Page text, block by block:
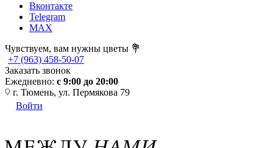
Вконтакте
Telegram
MAX
Чувствуем, вам нужны цветы 💐
+7 (963) 458-50-07
Заказать звонок
Ежедневно: с 9:00 до 20:00
г. Тюмень, ул. Пермякова 79
Войти